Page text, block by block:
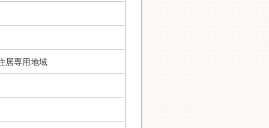
居専用地域